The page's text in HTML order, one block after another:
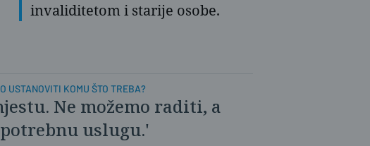
invaliditetom i starije osobe.
USTANOVITI KOMU ŠTO TREBA?
Ne možemo raditi, a
uslugu.'